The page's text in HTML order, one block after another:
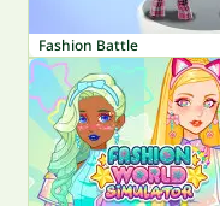
Fashion Battle